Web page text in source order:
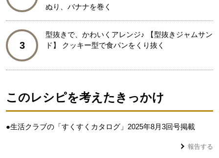
ぬり、バナナを巻く
3
型抜きで、かわいくアレンジ♪ 【型抜きジャムサン
ド】 クッキー型で食パンをくり抜く
このレシピを考えたきっかけ
●生活クラブの「すくすくカタログ」2025年8月3回号掲載
報告する